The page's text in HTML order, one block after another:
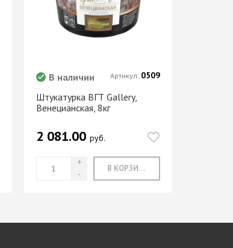
Штукатурка ВГТ Gallery,
Венецианская, 8кг
В наличии
2 081.00 руб.
В КОРЗИНУ
Артикул: 0509